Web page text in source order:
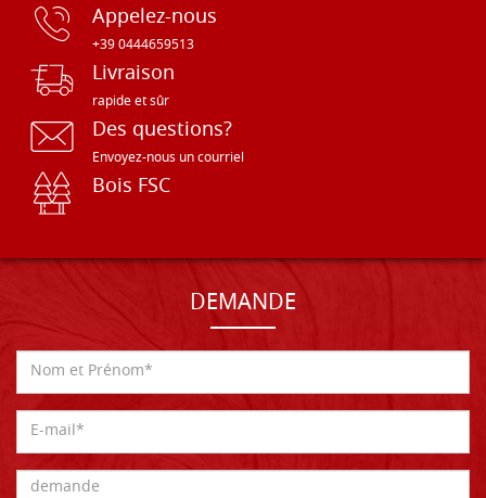
Appelez-nous
+39 0444659513
Livraison
rapide et sûr
Des questions?
Envoyez-nous un courriel
Bois FSC
DEMANDE